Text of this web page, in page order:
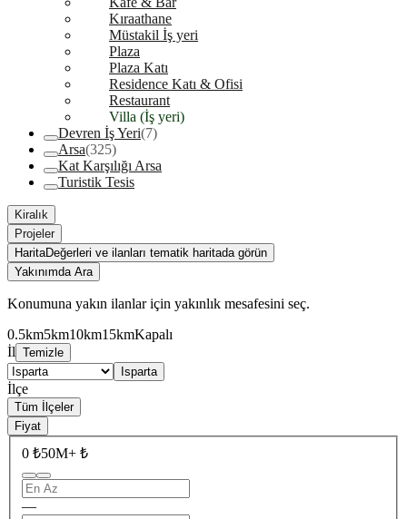
Kıraathane
Müstakil İş yeri
Plaza
Plaza Katı
Residence Katı & Ofisi
Restaurant
Villa (İş yeri)
Devren İş Yeri(7)
Arsa(325)
Kat Karşılığı Arsa
Turistik Tesis
Kiralık
Projeler
HaritaDeğerleri ve ilanları tematik haritada görün
Yakınımda Ara
Konumuna yakın ilanlar için yakınlık mesafesini seç.
0.5km5km10km15kmKapalı
İl Temizle
Isparta
İlçe
Tüm İlçeler
Fiyat
0 ₺50M+ ₺
—